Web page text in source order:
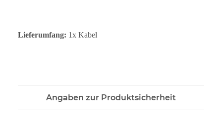
Lieferumfang: 1x Kabel
Angaben zur Produktsicherheit